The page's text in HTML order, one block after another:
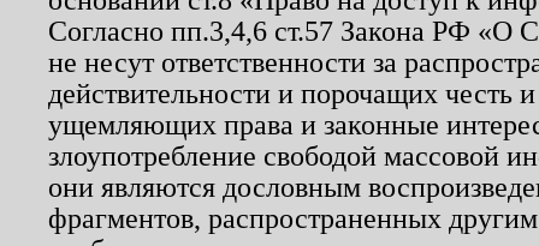
Согласно пп.3,4,6 ст.57 Закона РФ «О
не несут ответственности за
действительности и порочащих честь
ущемляющих права и законные
злоупотребление свободой массовой
они являются дословным
фрагментов, распространенных